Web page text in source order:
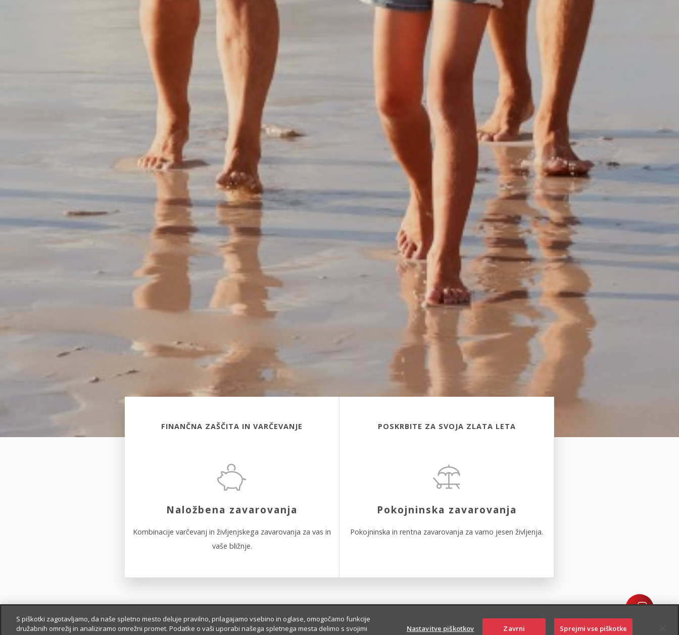
FINANČNA ZAŠČITA IN VARČEVANJE
Naložbena zavarovanja
Kombinacije varčevanj in življenjskega zavarovanja za vas in
vaše bližnje.
POSKRBITE ZA SVOJA ZLATA LETA
Pokojninska zavarovanja
Pokojninska in rentna zavarovanja za varno jesen življenja.
S piškotki zagotavljamo, da naše spletno mesto deluje pravilno, prilagajamo vsebino in oglase, omogočamo funkcije
družabnih omrežij in analiziramo omrežni promet. Podatke o vaši uporabi našega spletnega mesta delimo s svojimi
Nastavitve piškotkov Zavrni Sprejmi vse piškotke